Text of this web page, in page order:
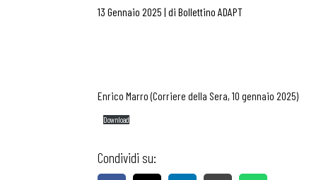
13 Gennaio 2025 | di Bollettino ADAPT
Enrico Marro (Corriere della Sera, 10 gennaio 2025)
Download
Condividi su: